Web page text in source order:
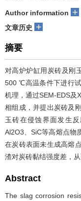
Author information +
文章历史 +
摘要
对高炉炉缸用炭砖及刚
500 ℃高温条件下进行
机理，通过SEM-EDS及
相组成，并提出炭砖及
玉砖在侵蚀界面发生
Al2O3、SiC等高熔点物
在炭砖表面未生成高熔
渣对炭砖黏结强度差，
Abstract
The slag corrosion